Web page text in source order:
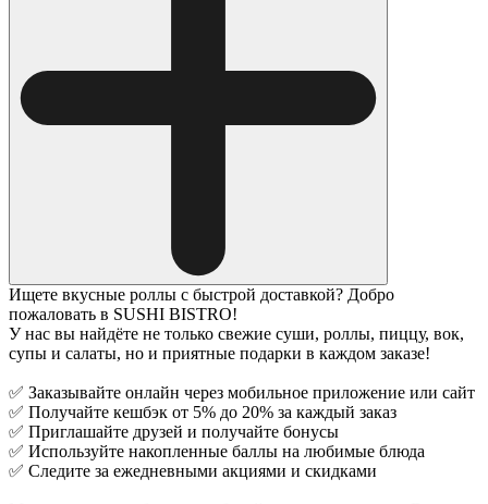
Ищете вкусные роллы с быстрой доставкой? Добро
пожаловать в SUSHI BISTRO!
У нас вы найдёте не только свежие суши, роллы, пиццу, вок,
супы и салаты, но и приятные подарки в каждом заказе!
✅ Заказывайте онлайн через мобильное приложение или сайт
✅ Получайте кешбэк от 5% до 20% за каждый заказ
✅ Приглашайте друзей и получайте бонусы
✅ Используйте накопленные баллы на любимые блюда
✅ Следите за ежедневными акциями и скидками